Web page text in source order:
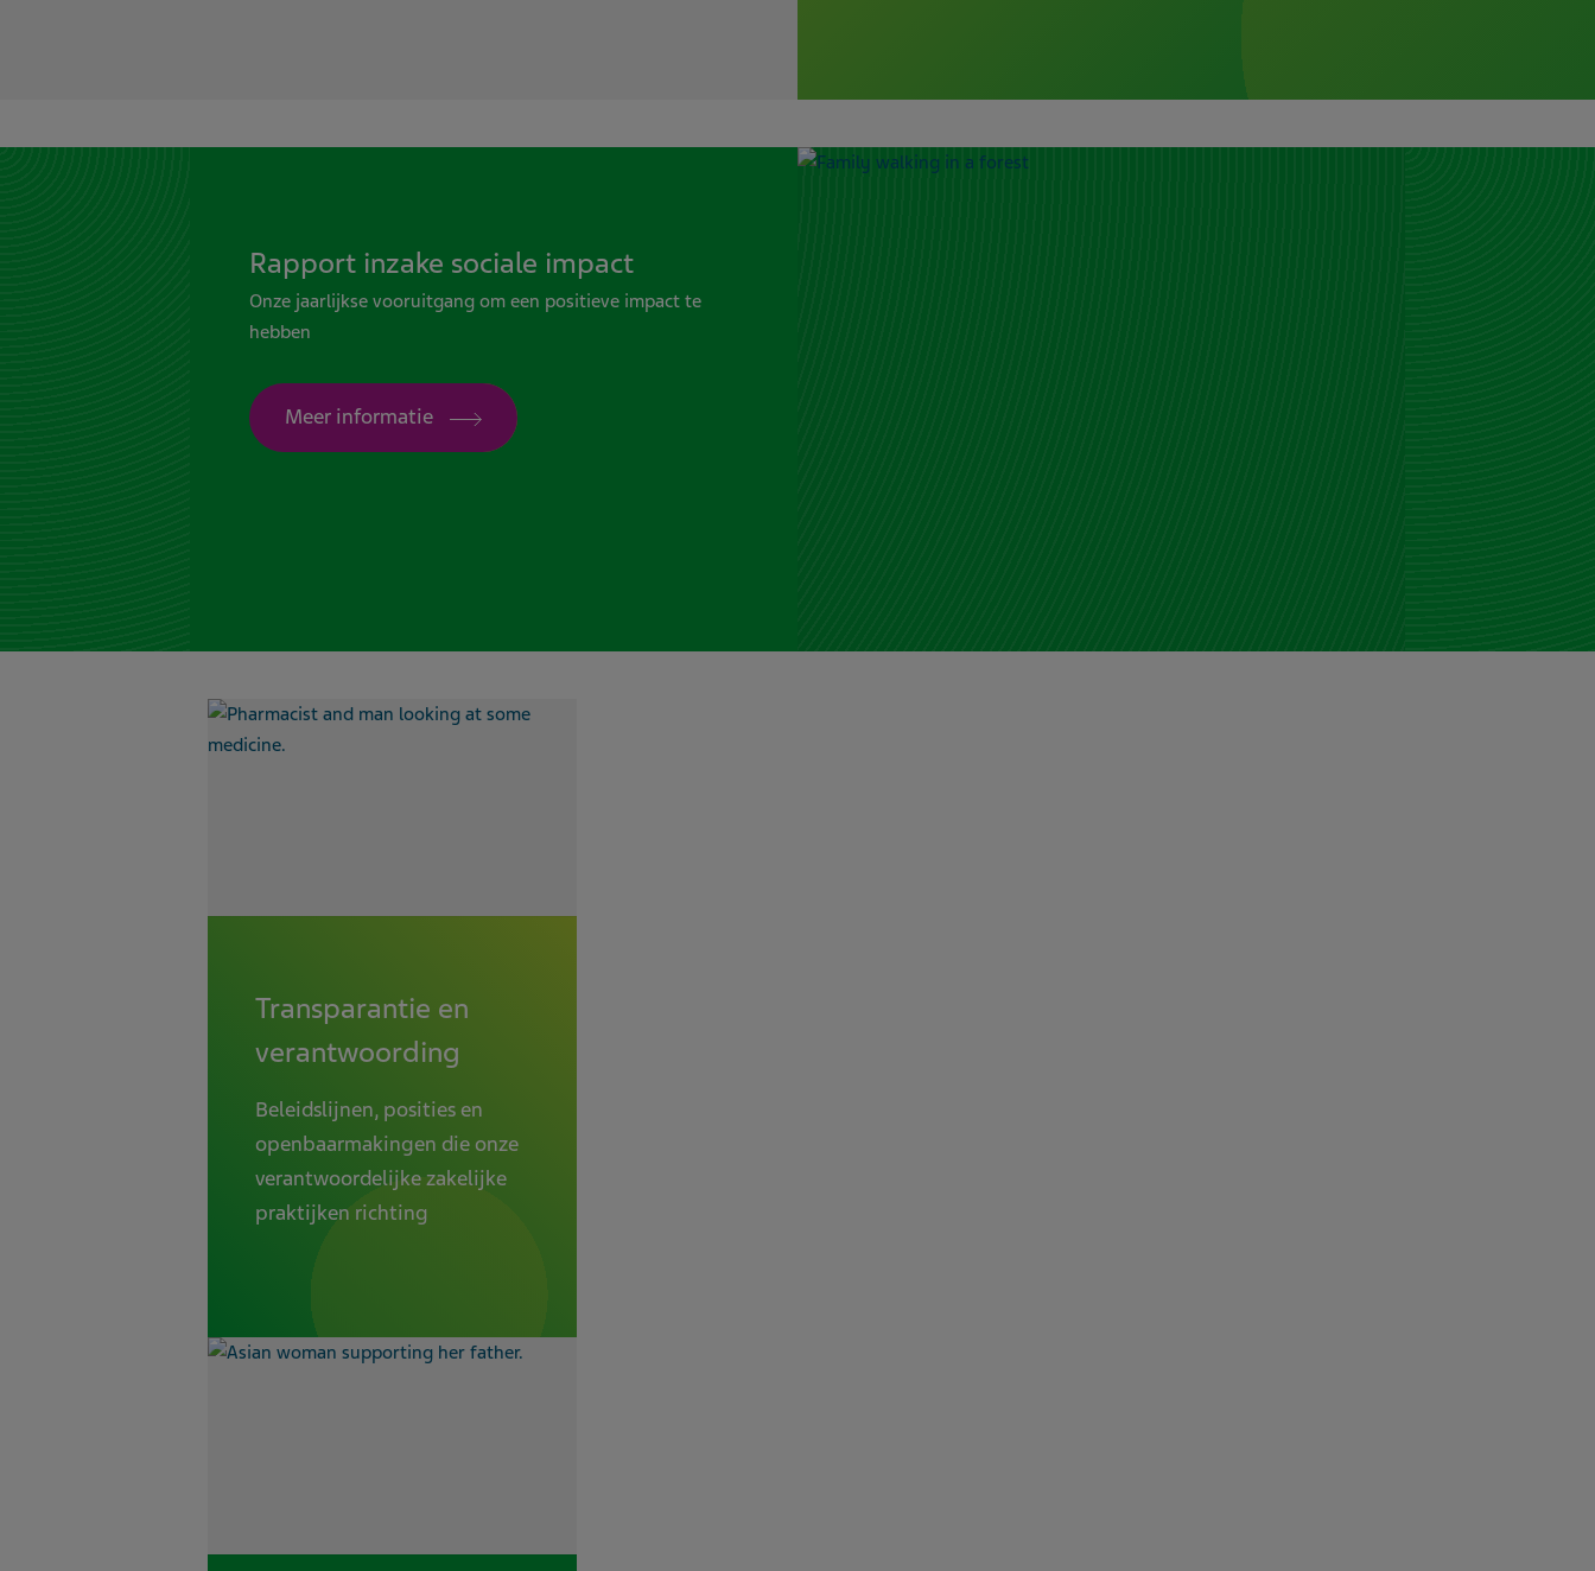
Rapport inzake sociale impact
Onze jaarlijkse vooruitgang om een positieve impact te
hebben
Meer informatie
Transparantie en
verantwoording
Beleidslijnen, posities en
openbaarmakingen die onze
verantwoordelijke zakelijke
praktijken richting